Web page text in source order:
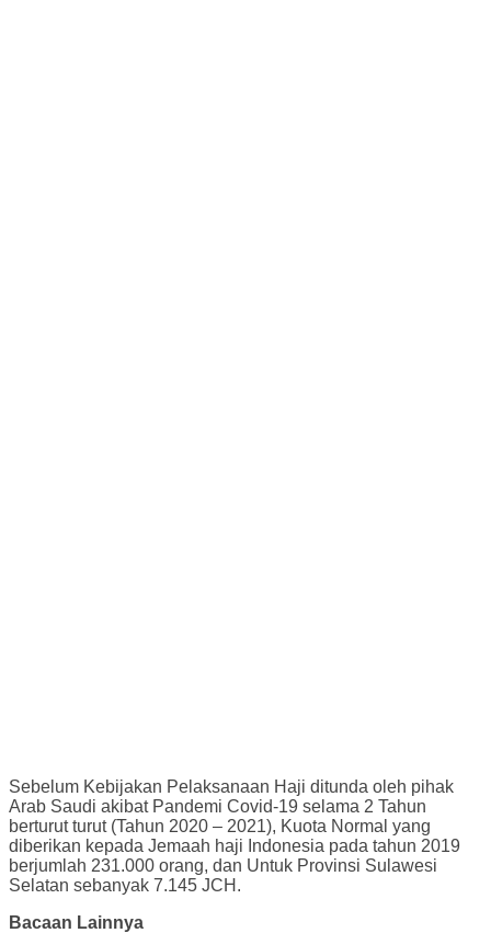
Sebelum Kebijakan Pelaksanaan Haji ditunda oleh pihak
Arab Saudi akibat Pandemi Covid-19 selama 2 Tahun
berturut turut (Tahun 2020 – 2021), Kuota Normal yang
diberikan kepada Jemaah haji Indonesia pada tahun 2019
berjumlah 231.000 orang, dan Untuk Provinsi Sulawesi
Selatan sebanyak 7.145 JCH.
Bacaan Lainnya